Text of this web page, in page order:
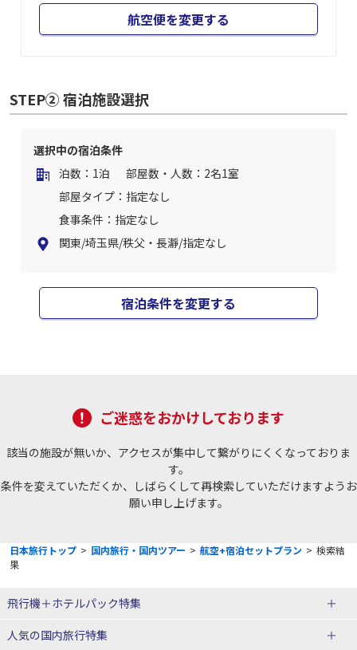
航空便を変更する
STEP② 宿泊施設選択
選択中の宿泊条件
泊数：1泊
部屋数・人数：2名1室
部屋タイプ：指定なし
食事条件：指定なし
関東/埼玉県/秩父・長瀞/指定なし
宿泊条件を変更する
ご迷惑をおかけしております
該当の施設が無いか、アクセスが集中して繋がりにくくなっておりま
す。
条件を変えていただくか、しばらくして再検索していただけますようお
願い申し上げます。
日本旅行トップ > 国内旅行・国内ツアー > 航空+宿泊セットプラン > 検索結
果
飛行機＋ホテルパック特集
赤い風船ダイナミックパッケージ
ＪＡＬで行く飛行機+ホテルパック
人気の国内旅行特集